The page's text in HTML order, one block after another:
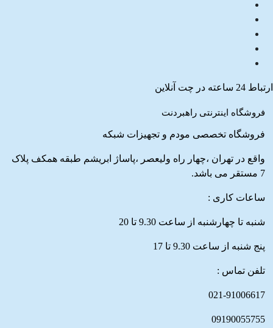
ارتباط 24 ساعته در چت آنلاین
فروشگاه اینترنتی راهبردنت
فروشگاه تخصصی مودم و تجهیزات شبکه
واقع در تهران ،چهار راه ولیعصر ،پاساژ ابریشم طبقه همکف پلاک
7 مستقر می باشد.
ساعات کاری :
شنبه تا چهارشنبه از ساعت 9.30 تا 20
پنج شنبه از ساعت 9.30 تا 17
تلفن تماس :
021-91006617
09190055755